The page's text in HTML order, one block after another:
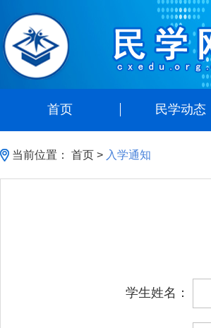
首页 民学动态
当前位置： 首页 > 入学通知
学生姓名：